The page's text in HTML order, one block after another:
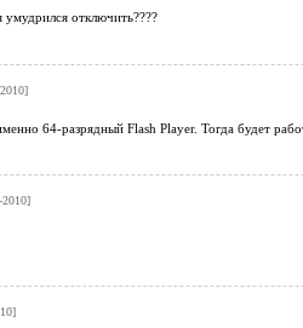
отключить????
64-разрядный Flash Player. Тогда будет